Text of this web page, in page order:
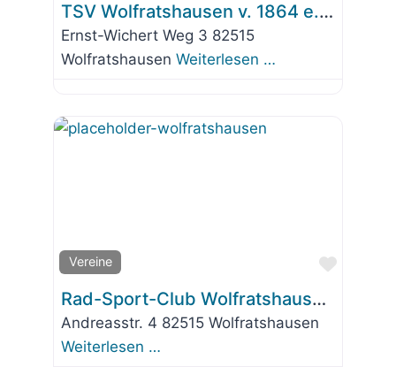
TSV Wolfratshausen v. 1864 e.V. Skiabteilung
Ernst-Wichert Weg 3 82515
Wolfratshausen Weiterlesen …
Vereine
Favorit
Rad-Sport-Club Wolfratshausen e.V. (RSC)
Andreasstr. 4 82515 Wolfratshausen
Weiterlesen …